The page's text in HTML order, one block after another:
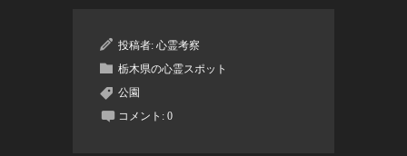
投稿者: 心霊考察
栃木県の心霊スポット
公園
コメント: 0